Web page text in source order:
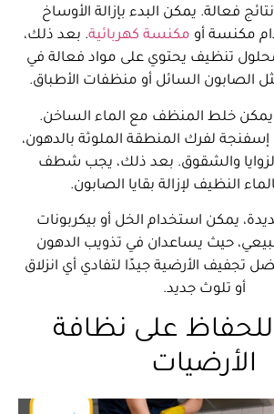
فعالة. يمكن البدء بإزالة الأوساخ
مكنسة أو مكنسة كهربائية. بعد ذلك،
تنظيف يحتوي على مواد فعالة في
الصابون السائل أو منظفات الأطباق.
يمكن خلط المنظف مع الماء الساخن.
لفرك المنطقة الملوثة بالدهون،
الزوايا والشقوق. بعد ذلك، يجب شطف
النظيف لإزالة بقايا الصابون.
يمكن استخدام الخل أو بيكربونات
حيث يساعدان في تذويب الدهون
تجفيف الأرضية جيدًا لتفادي أي انزلاق
أو تلوث جديد.
على نظافة
الأرضيات